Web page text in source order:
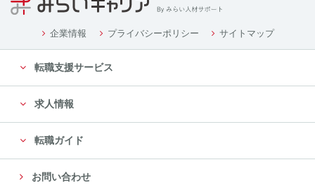
企業情報 プライバシーポリシー サイトマップ
転職支援サービス
求人情報
転職ガイド
お問い合わせ